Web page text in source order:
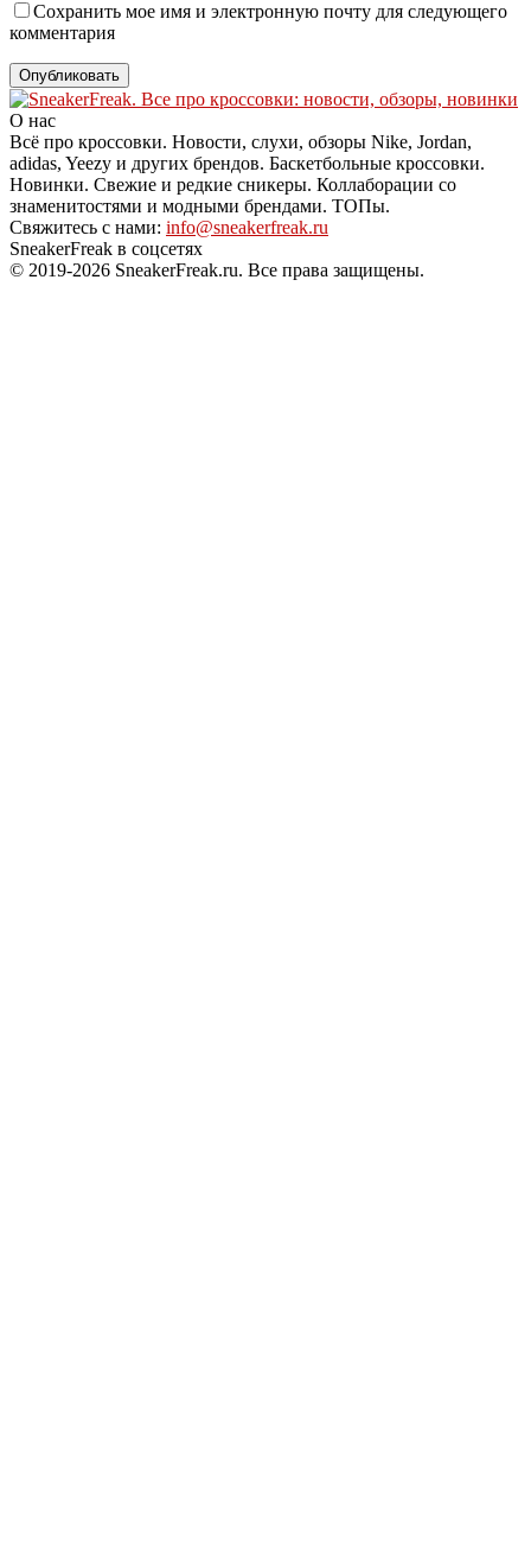
Сохранить мое имя и электронную почту для следующего
комментария
О нас
Всё про кроссовки. Новости, слухи, обзоры Nike, Jordan,
adidas, Yeezy и других брендов. Баскетбольные кроссовки.
Новинки. Свежие и редкие сникеры. Коллаборации со
знаменитостями и модными брендами. ТОПы.
Свяжитесь с нами: info@sneakerfreak.ru
SneakerFreak в соцсетях
© 2019-2026 SneakerFreak.ru. Все права защищены.